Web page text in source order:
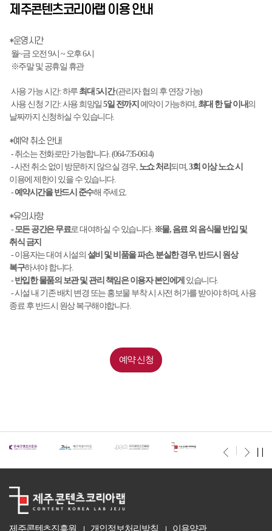
제주콘텐츠코리아랩 이용 안내
*운영시간
월~금 오전 9시 ~ 오후 6시
※주말 및 공휴일 휴관
사용 가능 시간: 하루최대 5시간(관리자 협의 후 연장 가능)
사용 신청 기간: 사용 희망일5일 전까지예약이 가능하며, 최대 한 달 이내의
날짜까지 신청하실 수 있습니다.
*예약 취소 안내
- 취소는 전화로만 가능합니다. (064-735-0614)
- 사전 취소 없이 방문하지 않으실 경우, 노쇼 처리되며, 3회 이상 노쇼 시
이용에 제한이 있을 수 있습니다.
-예약시간을 반드시 준수해 주세요.
*유의사항
-모든 공간은 무료로 대여하실 수 있습니다. ※물, 음료 외 음식물 반입 및
취식 금지
- 이용자는 대여 시설의설비 및 비품을 파손, 분실한 경우, 반드시 원상
복구하셔야 합니다.
-반입한 물품의 보관 및 관리 책임은 이용자 본인에게있습니다.
- 시설 내 기존 배치 변경 또는 홍보물 부착 시 사전 허가를 받아야 하며, 사용
종료 후 반드시 원상 복구해야합니다.
예약 신청
제주콘텐츠진흥원 개인정보처리방침 이용약관